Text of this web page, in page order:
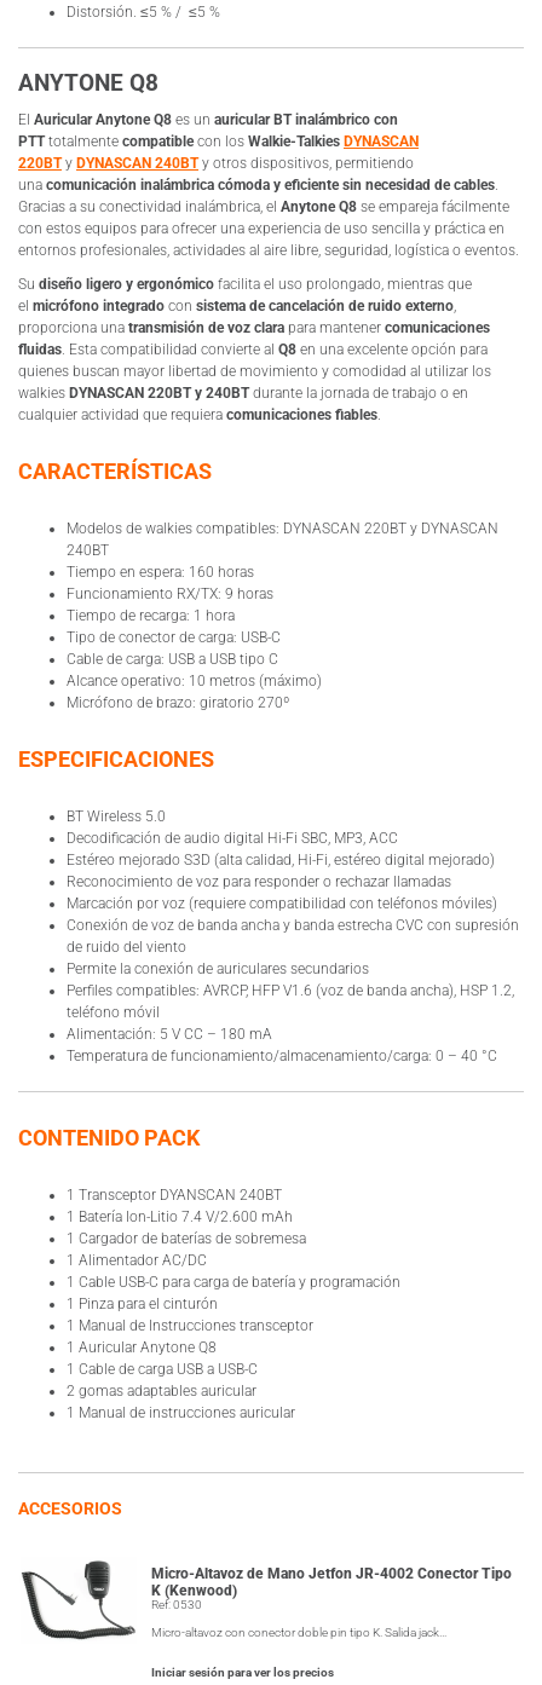
Distorsión. ≤5 % / ≤5 %
ANYTONE Q8
El Auricular Anytone Q8 es un auricular BT inalámbrico con
PTTtotalmente compatiblecon los Walkie-Talkies DYNASCAN
220BTy DYNASCAN 240BTy otros dispositivos, permitiendo
una comunicación inalámbrica cómoda y eficiente sin necesidad de cables.
Gracias a su conectividad inalámbrica, el Anytone Q8 se empareja fácilmente
con estos equipos para ofrecer una experiencia de uso sencilla y práctica en
entornos profesionales, actividades al aire libre, seguridad, logística o eventos.
Su diseño ligero y ergonómico facilita el uso prolongado, mientras que
el micrófono integrado con sistema de cancelación de ruido externo,
proporciona una transmisión de voz clara para mantener comunicaciones
fluidas. Esta compatibilidad convierte al Q8 en una excelente opción para
quienes buscan mayor libertad de movimiento y comodidad al utilizar los
walkies DYNASCAN 220BT y 240BTdurante la jornada de trabajo o en
cualquier actividad que requiera comunicaciones fiables.
CARACTERÍSTICAS
Modelos de walkies compatibles: DYNASCAN 220BT y DYNASCAN
240BT
Tiempo en espera: 160 horas
Funcionamiento RX/TX: 9 horas
Tiempo de recarga: 1 hora
Tipo de conector de carga: USB-C
Cable de carga: USB a USB tipo C
Alcance operativo: 10 metros (máximo)
Micrófono de brazo: giratorio 270º
ESPECIFICACIONES
BT Wireless 5.0
Decodificación de audio digital Hi-Fi SBC, MP3, ACC
Estéreo mejorado S3D (alta calidad, Hi-Fi, estéreo digital mejorado)
Reconocimiento de voz para responder o rechazar llamadas
Marcación por voz (requiere compatibilidad con teléfonos móviles)
Conexión de voz de banda ancha y banda estrecha CVC con supresión
de ruido del viento
Permite la conexión de auriculares secundarios
Perfiles compatibles: AVRCP, HFP V1.6 (voz de banda ancha), HSP 1.2,
teléfono móvil
Alimentación: 5 V CC – 180 mA
Temperatura de funcionamiento/almacenamiento/carga: 0 – 40 °C
CONTENIDO PACK
1 Transceptor DYANSCAN 240BT
1 Batería Ion-Litio 7.4 V/2.600 mAh
1 Cargador de baterías de sobremesa
1 Alimentador AC/DC
1 Cable USB-C para carga de batería y programación
1 Pinza para el cinturón
1 Manual de Instrucciones transceptor
1 Auricular Anytone Q8
1 Cable de carga USB a USB-C
2 gomas adaptables auricular
1 Manual de instrucciones auricular
ACCESORIOS
Micro-Altavoz de Mano Jetfon JR-4002 Conector Tipo
K (Kenwood)
Ref: 0530
Micro-altavoz con conector doble pin tipo K. Salida jack…
Iniciar sesión para ver los precios